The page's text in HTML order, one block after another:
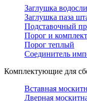
Заглушка
Заглушка паза
Подставочный
Порог и
Порог теплый
Соединитель
Комплектующие для
Вставная
Дверная